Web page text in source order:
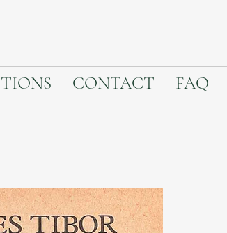
CONTACT FAQ